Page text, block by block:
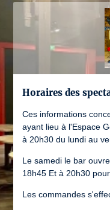
Horaires des
Ces informations
ayant lieu à l'Espace
à 20h30 du lundi au
Le samedi le bar
18h45 Et à 20h30
Les commandes